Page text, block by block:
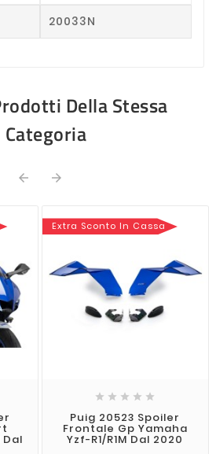
20033N
Della Stessa
Categoria
 
Dal
Extra Sconto In Cassa
    
Puig 20523 Spoiler
Frontale Gp Yamaha
Yzf-R1/R1M Dal 2020